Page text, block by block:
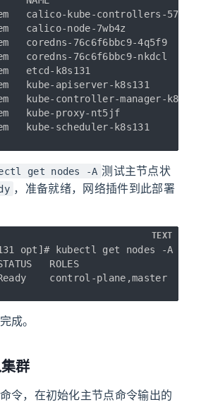
calico-kube-controllers-
calico-node-7wb4z
coredns-76c6f6bbc9-
coredns-76c6f6bbc9-
etcd-k8s131
kube-apiserver-k8s131
kube-controller-manager-
kube-proxy-nt5jf
get nodes -A 测试主节点状
，准备就绪，网络插件到此部署
opt]# kubectl get nodes -A
ROLES                  AGE
TEXT
成。
群
令，在初始化主节点命令输出的